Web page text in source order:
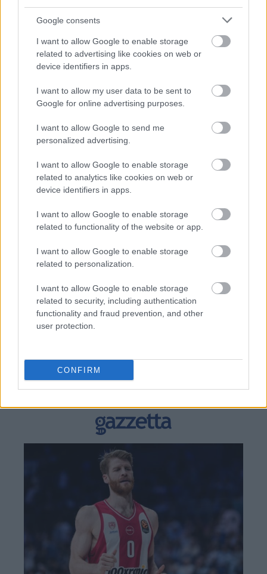
Google consents
I want to allow Google to enable storage
related to advertising like cookies on web or
device identifiers in apps.
I want to allow my user data to be sent to
Google for online advertising purposes.
I want to allow Google to send me
personalized advertising.
I want to allow Google to enable storage
related to analytics like cookies on web or
device identifiers in apps.
I want to allow Google to enable storage
related to functionality of the website or app.
I want to allow Google to enable storage
related to personalization.
I want to allow Google to enable storage
related to security, including authentication
functionality and fraud prevention, and other
user protection.
CONFIRM
Διαβάζονται αυτή τη στιγμή
Η χώρα που ζει το δημογραφικό μας μέλλον
προβλέπεται να χάσει το 30% του πληθυσμού
της μέχρι το 2070
ιδιοκτήτης δεν τα καθαρίσει - Πώς κινούνται
δήμοι και ΠΣ, ποιος πληρώνει τον λογαριασμό
έναρξη μιας επικίνδυνης εποχής
κυβερνοεπιθέσεων με AI
TAGS: Αυτοκίνητο Ευρώπη Ακρίβεια
BEST OFINTERNET